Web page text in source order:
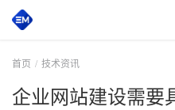
首页 技术资讯
企业网站建设需要